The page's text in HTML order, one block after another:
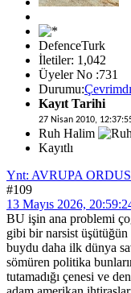
DefenceTurk
İletiler: 1,042
Üyeler No :731
Durumu:
Kayıt Tarihi
27 Nisan 2010,
Ruh Halim
Kayıtlı
Ynt: AVRUPA
#109
13 Mayıs 2026,
BU işin ana problemi
gibi bir narsist
buydu daha ilk dünya
sömüren politika
tutamadığı çenesi ve